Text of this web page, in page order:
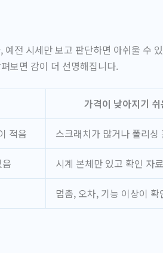
전 시세만 보고 판단하면 아쉬울 수
보면 감이 더 선명해집니다.
가격이 낮아지기
적음 스크래치가 많거나 폴리싱
시계 본체만 있고 확인 자
멈춤, 오차, 기능 이상이 확